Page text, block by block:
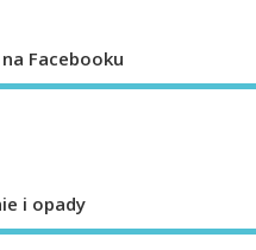
Facebooku
i opady